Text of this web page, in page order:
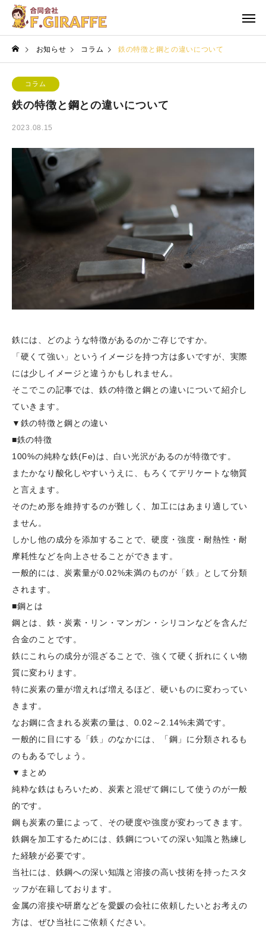
お知らせ コラム 鉄の特徴と鋼との違いについて
コラム
鉄の特徴と鋼との違いについて
2023.08.15
鉄には、どのような特徴があるのかご存じですか。
「硬くて強い」というイメージを持つ方は多いですが、実際
には少しイメージと違うかもしれません。
そこでこの記事では、鉄の特徴と鋼との違いについて紹介し
ていきます。
▼鉄の特徴と鋼との違い
■鉄の特徴
100%の純粋な鉄(Fe)は、白い光沢があるのが特徴です。
またかなり酸化しやすいうえに、もろくてデリケートな物質
と言えます。
そのため形を維持するのが難しく、加工にはあまり適してい
ません。
しかし他の成分を添加することで、硬度・強度・耐熱性・耐
摩耗性などを向上させることができます。
一般的には、炭素量が0.02%未満のものが「鉄」として分類
されます。
■鋼とは
鋼とは、鉄・炭素・リン・マンガン・シリコンなどを含んだ
合金のことです。
鉄にこれらの成分が混ざることで、強くて硬く折れにくい物
質に変わります。
特に炭素の量が増えれば増えるほど、硬いものに変わってい
きます。
なお鋼に含まれる炭素の量は、0.02～2.14%未満です。
一般的に目にする「鉄」のなかには、「鋼」に分類されるも
のもあるでしょう。
▼まとめ
純粋な鉄はもろいため、炭素と混ぜて鋼にして使うのが一般
的です。
鋼も炭素の量によって、その硬度や強度が変わってきます。
鉄鋼を加工するためには、鉄鋼についての深い知識と熟練し
た経験が必要です。
当社には、鉄鋼への深い知識と溶接の高い技術を持ったスタ
ッフが在籍しております。
金属の溶接や研磨などを愛媛の会社に依頼したいとお考えの
方は、ぜひ当社にご依頼ください。